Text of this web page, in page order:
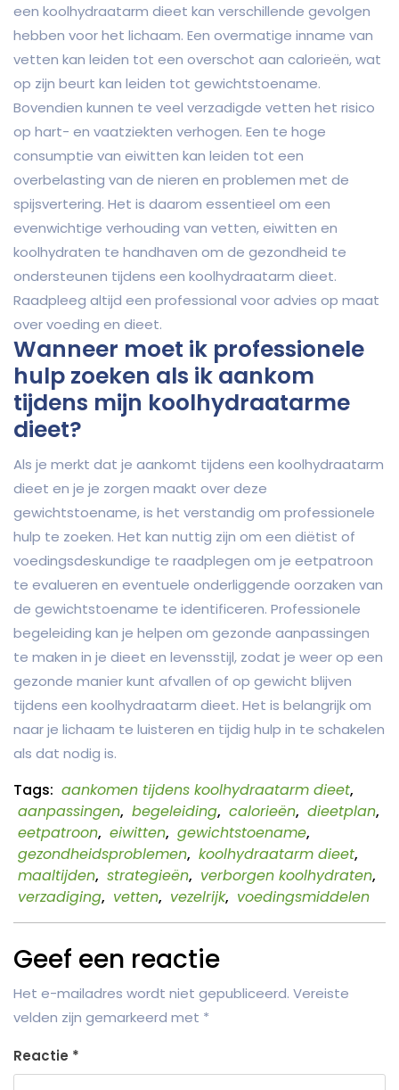
een koolhydraatarm dieet kan verschillende gevolgen
hebben voor het lichaam. Een overmatige inname van
vetten kan leiden tot een overschot aan calorieën, wat
op zijn beurt kan leiden tot gewichtstoename.
Bovendien kunnen te veel verzadigde vetten het risico
op hart- en vaatziekten verhogen. Een te hoge
consumptie van eiwitten kan leiden tot een
overbelasting van de nieren en problemen met de
spijsvertering. Het is daarom essentieel om een
evenwichtige verhouding van vetten, eiwitten en
koolhydraten te handhaven om de gezondheid te
ondersteunen tijdens een koolhydraatarm dieet.
Raadpleeg altijd een professional voor advies op maat
over voeding en dieet.
Wanneer moet ik professionele
hulp zoeken als ik aankom
tijdens mijn koolhydraatarme
dieet?
Als je merkt dat je aankomt tijdens een koolhydraatarm
dieet en je je zorgen maakt over deze
gewichtstoename, is het verstandig om professionele
hulp te zoeken. Het kan nuttig zijn om een diëtist of
voedingsdeskundige te raadplegen om je eetpatroon
te evalueren en eventuele onderliggende oorzaken van
de gewichtstoename te identificeren. Professionele
begeleiding kan je helpen om gezonde aanpassingen
te maken in je dieet en levensstijl, zodat je weer op een
gezonde manier kunt afvallen of op gewicht blijven
tijdens een koolhydraatarm dieet. Het is belangrijk om
naar je lichaam te luisteren en tijdig hulp in te schakelen
als dat nodig is.
Tags: aankomen tijdens koolhydraatarm dieet,
aanpassingen, begeleiding, calorieën, dieetplan,
eetpatroon, eiwitten, gewichtstoename,
gezondheidsproblemen, koolhydraatarm dieet,
maaltijden, strategieën, verborgen koolhydraten,
verzadiging, vetten, vezelrijk, voedingsmiddelen
Geef een reactie
Het e-mailadres wordt niet gepubliceerd. Vereiste
velden zijn gemarkeerd met *
Reactie *